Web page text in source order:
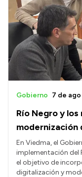
Transparencia
Presupuesto
Boletín Oficial
Compras y
Consulta de pago
Convocatorias
Intranet
Login
Río Negro y
modernización
Gobierno 7 de
En Viedma, el
implementación del
el objetivo de
digitalización y